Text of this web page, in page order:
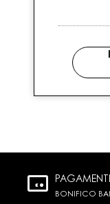
BONIFICO